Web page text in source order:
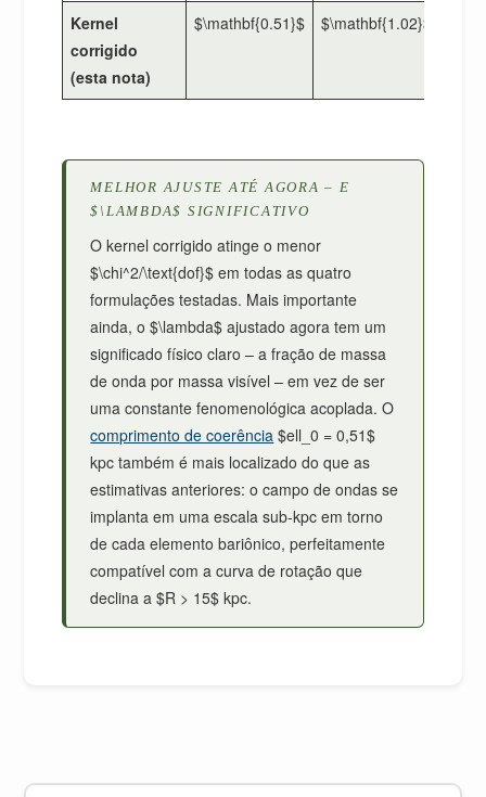
Kernel
corrigido
(esta nota)
$\mathbf{0.51}$ $\mathbf{1.02}$
MELHOR AJUSTE ATÉ AGORA – E
$\LAMBDA$ SIGNIFICATIVO
O kernel corrigido atinge o menor
$\chi^2/\text{dof}$ em todas as quatro
formulações testadas. Mais importante
ainda, o $\lambda$ ajustado agora tem um
significado físico claro – a fração de massa
de onda por massa visível – em vez de ser
uma constante fenomenológica acoplada. O
comprimento de coerência $ell_0 = 0,51$
kpc também é mais localizado do que as
estimativas anteriores: o campo de ondas se
implanta em uma escala sub-kpc em torno
de cada elemento bariônico, perfeitamente
compatível com a curva de rotação que
declina a $R > 15$ kpc.